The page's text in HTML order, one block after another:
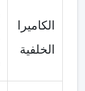
الكاميرا
الخلفية